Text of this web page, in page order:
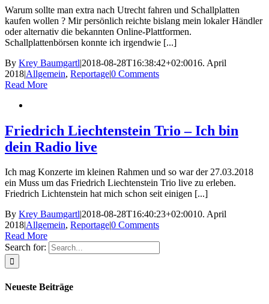
Warum sollte man extra nach Utrecht fahren und Schallplatten
kaufen wollen ? Mir persönlich reichte bislang mein lokaler Händler
oder alternativ die bekannten Online-Plattformen.
Schallplattenbörsen konnte ich irgendwie [...]
By Krey Baumgartl|2018-08-28T16:38:42+02:0016. April
2018|Allgemein, Reportage|0 Comments
Read More
Friedrich Liechtenstein Trio – Ich bin
dein Radio live
Ich mag Konzerte im kleinen Rahmen und so war der 27.03.2018
ein Muss um das Friedrich Liechtenstein Trio live zu erleben.
Friedrich Lichtenstein hat mich schon seit einigen [...]
By Krey Baumgartl|2018-08-28T16:40:23+02:0010. April
2018|Allgemein, Reportage|0 Comments
Read More
Search for:
Neueste Beiträge